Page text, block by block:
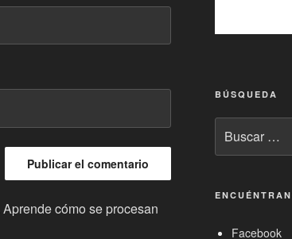
Aprende cómo se procesan
BÚSQUEDA
por:
Facebook